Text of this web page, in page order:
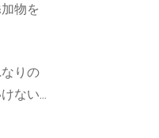
物を
りの
ない...